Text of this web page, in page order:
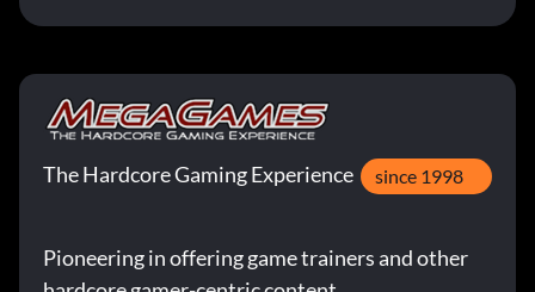
The Hardcore Gaming Experience since 1998
Pioneering in offering game trainers and other